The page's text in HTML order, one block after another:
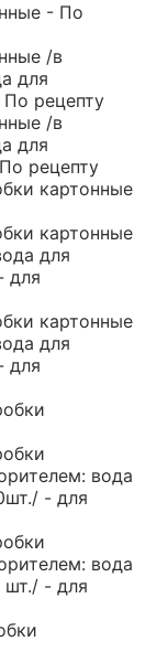
- По
/в
для
рецепту
/в
для
рецепту
картонные
картонные
для
для
картонные
для
для
вода
- для
вода
- для